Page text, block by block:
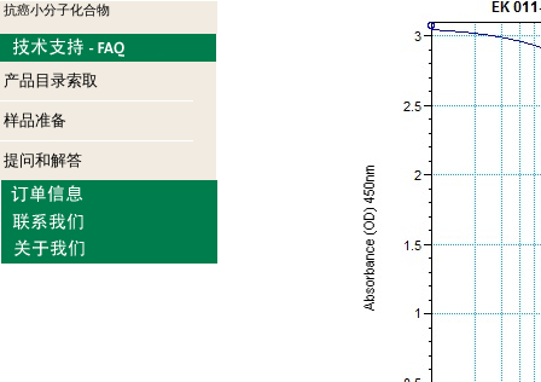
抗癌小分子化合物
产品目录索取
样品准备
提问和解答